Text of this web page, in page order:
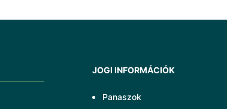
JOGI INFORMÁCIÓK
Panaszok